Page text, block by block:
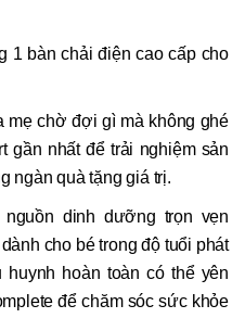
1 bàn chải điện cao cấp cho
mẹ chờ đợi gì mà không ghé
gần nhất để trải nghiệm sản
ngàn quà tặng giá trị.
nguồn dinh dưỡng trọn vẹn
cho bé trong độ tuổi phát
hoàn toàn có thể yên
để chăm sóc sức khỏe